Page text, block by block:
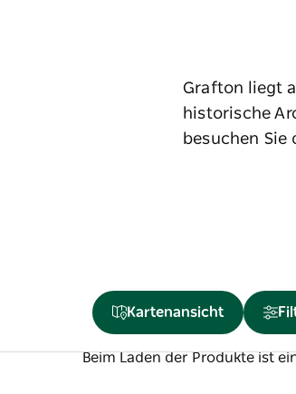
Grafton liegt
historische
besuchen Sie
Kartenansicht
Beim Laden der Produkte ist